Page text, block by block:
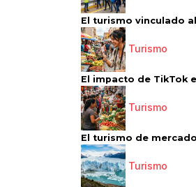
El turismo vinculado
Turismo
El impacto de TikTok
Turismo
El turismo de
Turismo